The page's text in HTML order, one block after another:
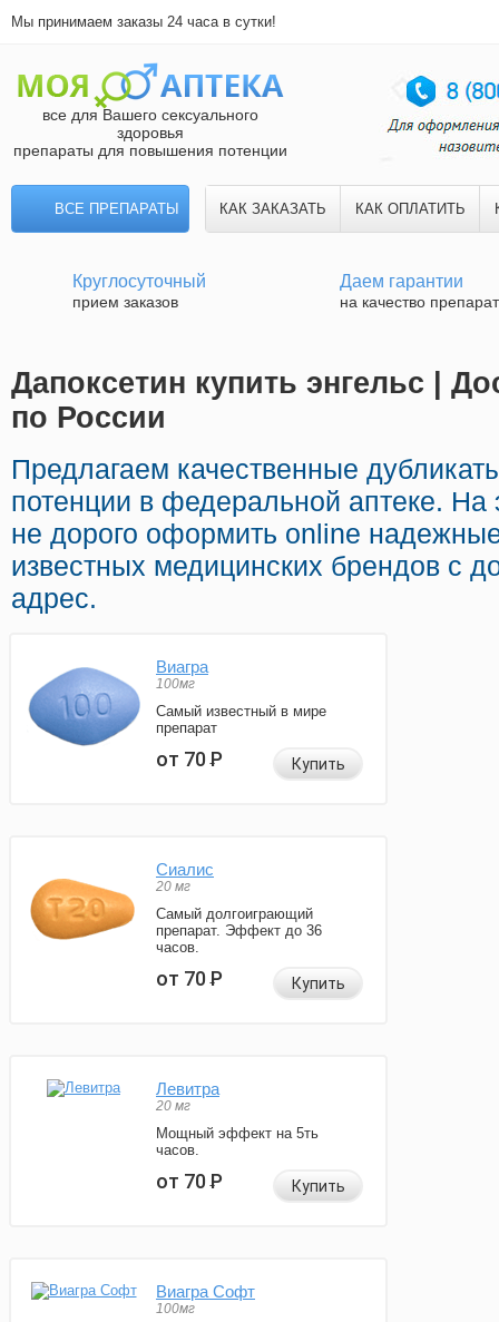
Мы принимаем заказы 24 часа в сутки!
все для Вашего сексуального
здоровья
препараты для повышения потенции
ВСЕ ПРЕПАРАТЫ КАК ЗАКАЗАТЬ КАК ОПЛАТИТЬ
Круглосуточный
прием заказов
Даем гарантии
на качество
Дапоксетин купить энгельс |
по России
Предлагаем качественные
потенции в федеральной аптеке.
не дорого оформить online
известных медицинских брендов с
адрес.
Виагра
100мг
Самый известный в мире
препарат
от 70Р Купить
Сиалис
20 мг
Самый долгоиграющий
препарат. Эффект до 36
часов.
от 70Р Купить
Левитра
20 мг
Мощный эффект на 5ть
часов.
от 70Р Купить
Виагра Софт
100мг